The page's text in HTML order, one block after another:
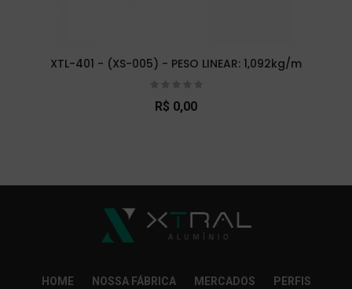
XTL-401 - (XS-005) - PESO LINEAR: 1,092kg/m
R$ 0,00
HOME NOSSA FÁBRICA MERCADOS PERFIS